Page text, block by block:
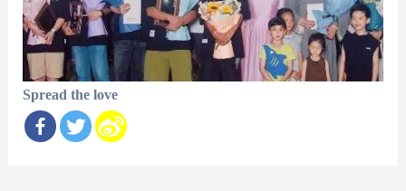
Spread the love